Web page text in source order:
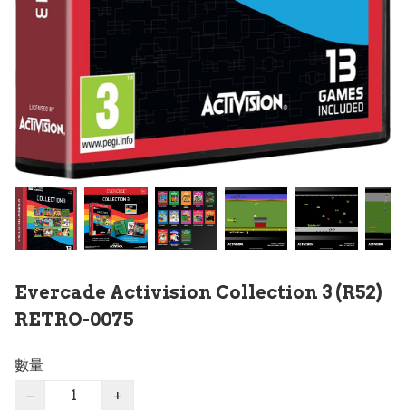
Evercade Activision Collection 3 (R52)
RETRO-0075
數量
−
+